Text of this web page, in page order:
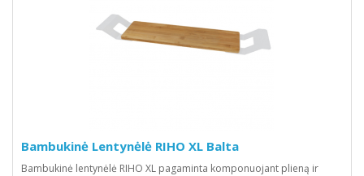
Bambukinė Lentynėlė RIHO XL Balta
Bambukinė lentynėlė RIHO XL pagaminta komponuojant plieną ir